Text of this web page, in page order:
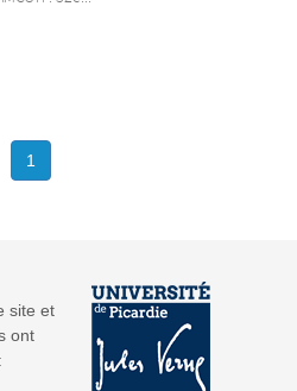
1
site et
ont